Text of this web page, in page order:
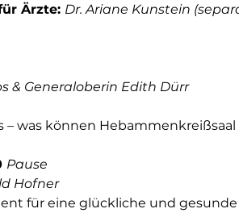
Ärzte: Dr. Ariane Kunstein
& Generaloberin Edith Dürr
was können
Pause
Hofner